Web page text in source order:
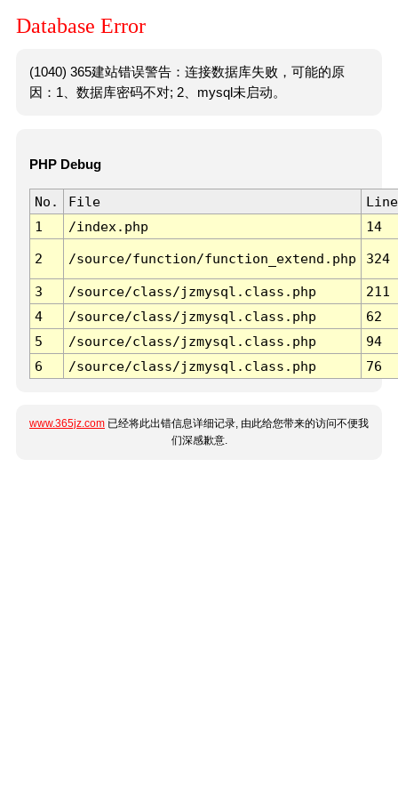
Database Error
(1040) 365建站错误警告：连接数据库失败，可能的原
因：1、数据库密码不对; 2、mysql未启动。
PHP Debug
No. File
Line
1
/index.php 14
2 /source/function/function_extend.php 324
3 /source/class/jzmysql.class.php
211
4
/source/class/jzmysql.class.php
62
5
/source/class/jzmysql.class.php
94
6
/source/class/jzmysql.class.php 76
www.365jz.com 已经将此出错信息详细记录, 由此给您带来的访问不便我
们深感歉意.